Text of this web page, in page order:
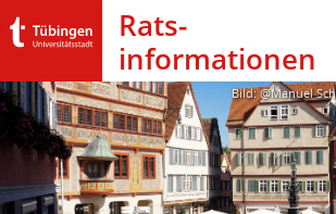
Rats­
informationen
Bild: @Manuel